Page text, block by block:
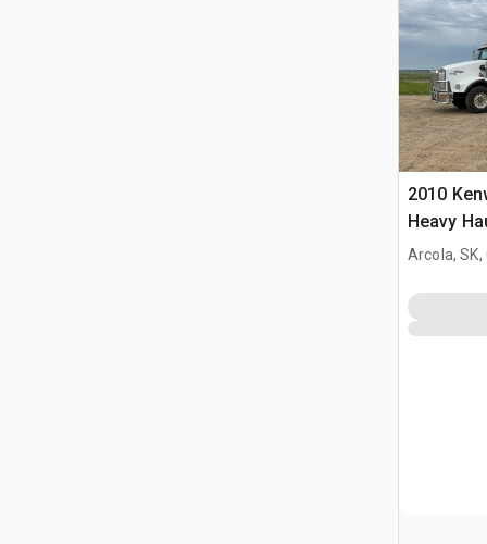
2010
Heavy
cuccetta
Arcola, SK,